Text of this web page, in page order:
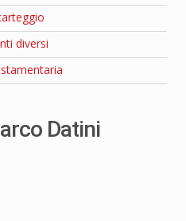
diversi
Datini